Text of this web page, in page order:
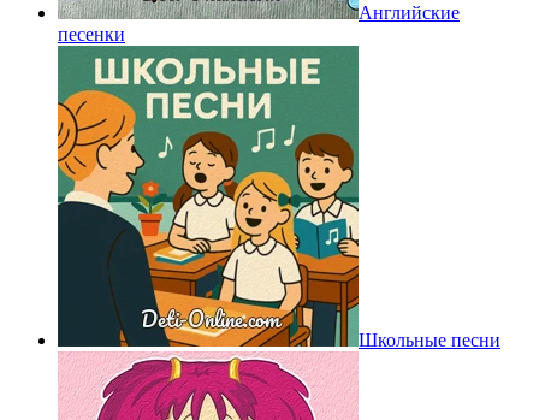
Английские
песенки
Школьные песни